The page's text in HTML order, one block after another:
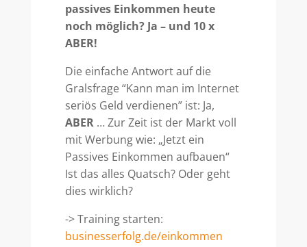
passives Einkommen heute
noch möglich? Ja – und 10 x
ABER!
Die einfache Antwort auf die
Gralsfrage “Kann man im Internet
seriös Geld verdienen” ist: Ja,
ABER… Zur Zeit ist der Markt voll
mit Werbung wie: „Jetzt ein
Passives Einkommen aufbauen“
Ist das alles Quatsch? Oder geht
dies wirklich?
-> Training starten:
businesserfolg.de/einkommen